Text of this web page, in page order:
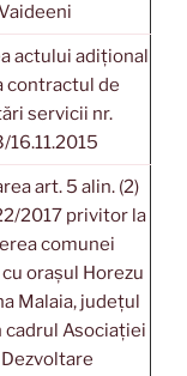
actului adițional
contractul de
servicii nr.
16.11.2015
art. 5 alin. (2)
2017 privitor la
comunei
orașul Horezu
Malaia, județul
cadrul Asociației